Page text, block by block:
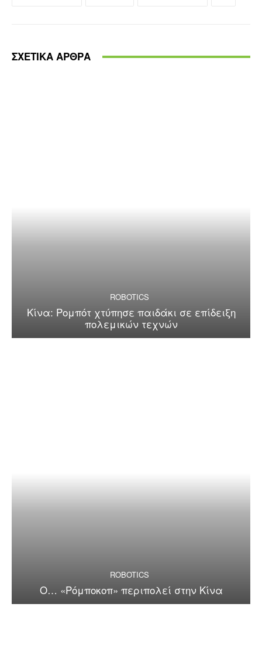
ΣΧΕΤΙΚΑ ΑΡΘΡΑ
ROBOTICS
Κίνα: Ρομπότ χτύπησε παιδάκι σε επίδειξη
πολεμικών τεχνών
ROBOTICS
Ο… «Ρόμποκοπ» περιπολεί στην Κίνα